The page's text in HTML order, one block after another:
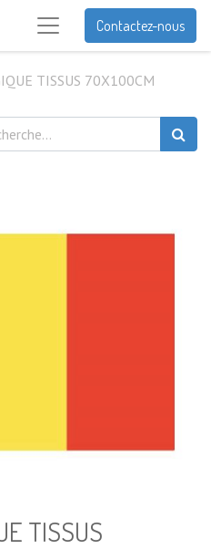
Contactez-nous
TISSUS 70X100CM
TISSUS